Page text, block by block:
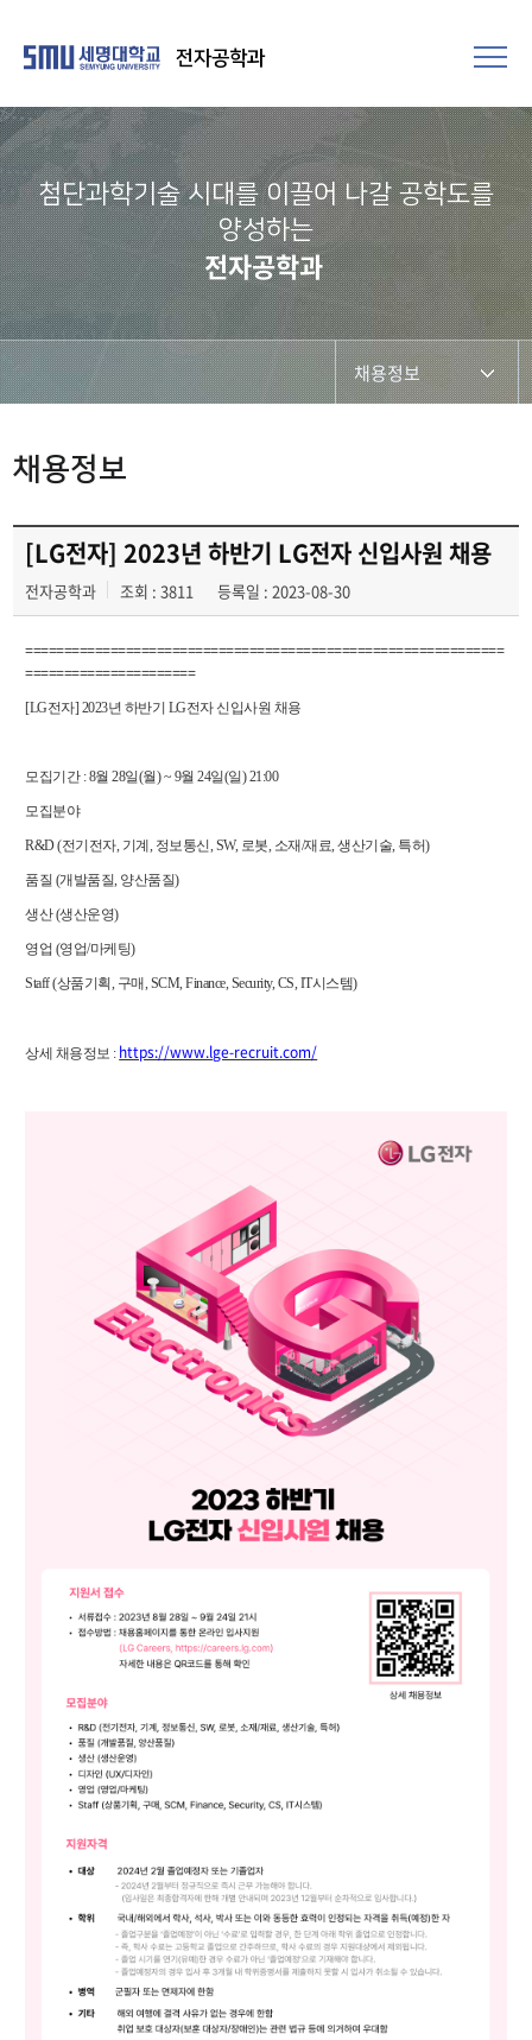
전자공학과
첨단과학기술 시대를 이끌어 나갈 공학도를
양성하는
전자공학과
채용정보
채용정보
학과를 빛낸 선배들
채용정보
[LG전자] 2023년 하반기 LG전자 신입사원 채용
전자공학과 조회 : 3811 등록일 : 2023-08-30
==============================================================
======================
[LG전자] 2023년 하반기 LG전자 신입사원 채용
모집기간 : 8월28일(월) ~ 9월24일(일) 21:00
모집분야
R&D (전기전자, 기계 , 정보통신, SW, 로봇, 소재/재료,생산기술, 특허)
품질 (개발품질, 양산품질)
생산(생산운영)
영업 (영업/마케팅)
Staff (상품기획, 구매, SCM, Finance, Security, CS, IT시스템)
상세 채용정보 : https://www.lge-recruit.com/